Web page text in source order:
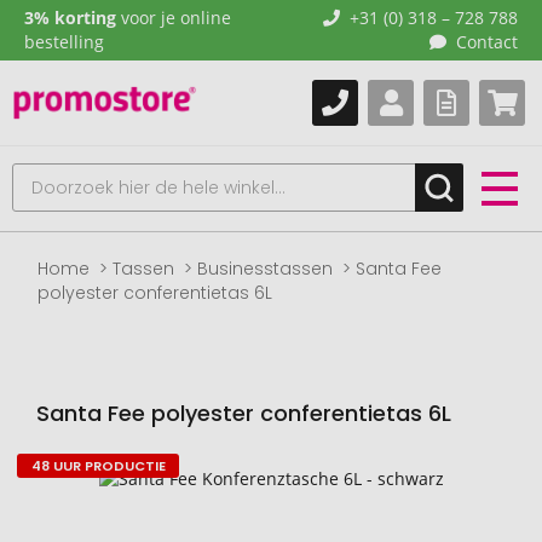
3% korting voor je online
bestelling
+31 (0) 318 – 728 788
Contact
Home Tassen Businesstassen
Santa Fee
polyester conferentietas 6L
Santa Fee polyester conferentietas 6L
Naar
48 UUR PRODUCTIE